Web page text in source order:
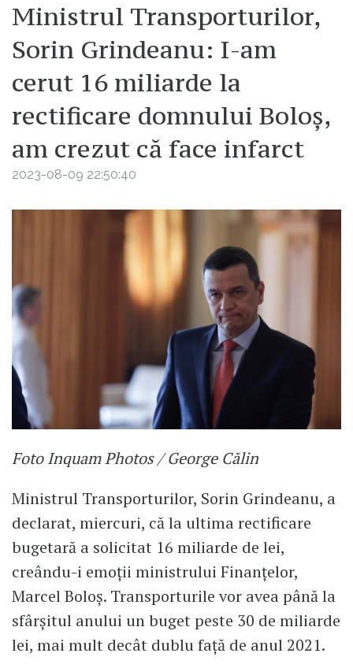
Ministrul Transporturilor,
Sorin Grindeanu: I-am
cerut 16 miliarde la
rectificare domnului Boloș,
am crezut că face infarct
2023-08-09 22:50:40
Foto Inquam Photos / George Călin
Ministrul Transporturilor, Sorin Grindeanu, a
declarat, miercuri, că la ultima rectificare
bugetară a solicitat 16 miliarde de lei,
creându-i emoţii ministrului Finanţelor,
Marcel Boloş. Transporturile vor avea până la
sfârşitul anului un buget peste 30 de miliarde
lei, mai mult decât dublu faţă de anul 2021.